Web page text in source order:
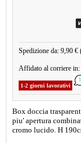
Spedizione da: 9,90 €
Affidato al corriere in:
1-2 giorni lavorativi
Box doccia
piu' apertura
cromo lucido. H